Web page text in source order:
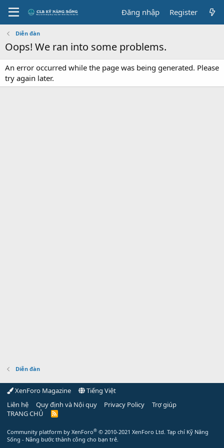
Đăng nhập Register
Diễn đàn
Oops! We ran into some problems.
An error occurred while the page was being generated. Please
try again later.
Diễn đàn
XenForo Magazine
Tiếng Việt
Liên hệ
Quy định và Nội quy Privacy Policy
Trợ giúp
TRANG CHỦ
R
Community platform by XenForo® © 2010-2021 XenForo Ltd. Tạp chí Kỹ Năng
Sống - Nâng bước thành công cho bạn trẻ.